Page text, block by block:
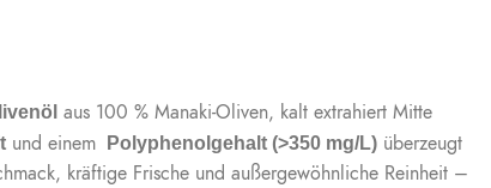
aus 100 % Manaki-Oliven, kalt extrahiert Mitte
und einem Polyphenolgehalt (>350 mg/L) überzeugt
kräftige Frische und außergewöhnliche Reinheit –